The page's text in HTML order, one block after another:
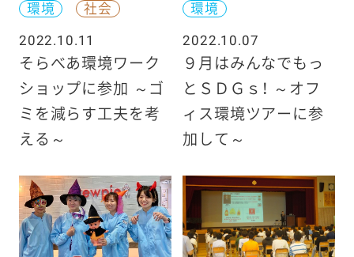
環境
社会
2022.10.11
そらべあ環境ワーク
ショップに参加 ～ゴ
ミを減らす工夫を考
える～
環境
2022.10.07
９月はみんなでもっ
とＳＤＧｓ！ ～オフ
ィス環境ツアーに参
加して～